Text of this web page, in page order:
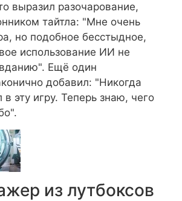
выразил разочарование,
тайтла: "Мне очень
но подобное бесстыдное,
использование ИИ не
Ещё один
добавил: "Никогда
эту игру. Теперь знаю, чего
из лутбоксов